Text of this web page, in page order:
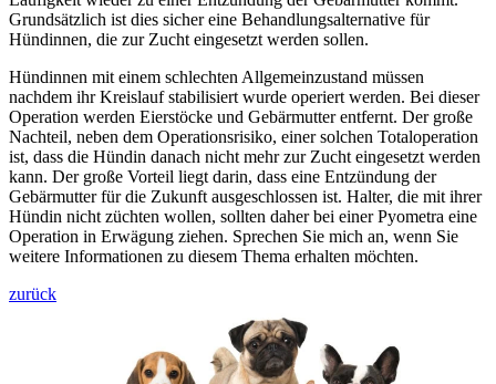
Grundsätzlich ist dies sicher eine Behandlungsalternative für
Hündinnen, die zur Zucht eingesetzt werden sollen.
Hündinnen mit einem schlechten Allgemeinzustand müssen
nachdem ihr Kreislauf stabilisiert wurde operiert werden. Bei dieser
Operation werden Eierstöcke und Gebärmutter entfernt. Der große
Nachteil, neben dem Operationsrisiko, einer solchen Totaloperation
ist, dass die Hündin danach nicht mehr zur Zucht eingesetzt werden
kann. Der große Vorteil liegt darin, dass eine Entzündung der
Gebärmutter für die Zukunft ausgeschlossen ist. Halter, die mit ihrer
Hündin nicht züchten wollen, sollten daher bei einer Pyometra eine
Operation in Erwägung ziehen. Sprechen Sie mich an, wenn Sie
weitere Informationen zu diesem Thema erhalten möchten.
zurück